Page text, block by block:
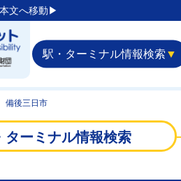
文へ移動▶︎
駅・ターミナル情報検索 ▼
備後三日市
ターミナル情報検索